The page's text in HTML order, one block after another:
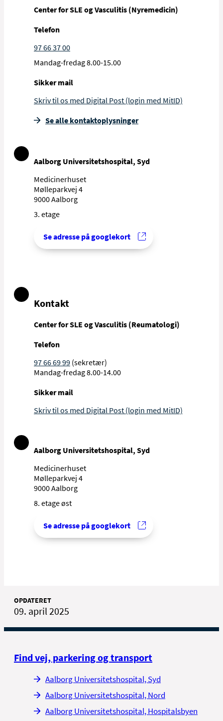
Center for SLE og Vasculitis (Nyremedicin)
Telefon
97 66 37 00
Mandag-fredag 8.00-15.00
Sikker mail
Skriv til os med Digital Post (login med MitID)
Se alle kontakt­oplysninger
Aalborg Universitetshospital, Syd
Medicinerhuset
Mølleparkvej 4
9000 Aalborg
3. etage
Se adresse på googlekort
Kontakt
Center for SLE og Vasculitis (Reumatologi)
Telefon
97 66 69 99 (sekretær)
Mandag-fredag 8.00-14.00
Sikker mail
Skriv til os med Digital Post (login med MitID)
Aalborg Universitetshospital, Syd
Medicinerhuset
Mølleparkvej 4
9000 Aalborg
8. etage øst
Se adresse på googlekort
OPDATERET
09. april 2025
Find vej, parkering og transport
Aalborg Universitetshospital, Syd
Aalborg Universitetshospital, Nord
Aalborg Universitetshospital, Hospitalsbyen